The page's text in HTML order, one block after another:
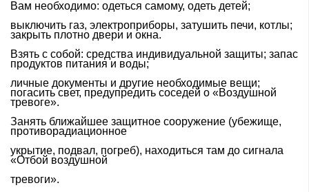
Вам необходимо: одеться самому, одеть детей;
выключить газ, электроприборы, затушить печи, котлы;
закрыть плотно двери и окна.
Взять с собой: средства индивидуальной защиты; запас
продуктов питания и воды;
личные документы и другие необходимые вещи;
погасить свет, предупредить соседей о «Воздушной
тревоге».
Занять ближайшее защитное сооружение (убежище,
противорадиационное
укрытие, подвал, погреб), находиться там до сигнала
«Отбой воздушной
тревоги».